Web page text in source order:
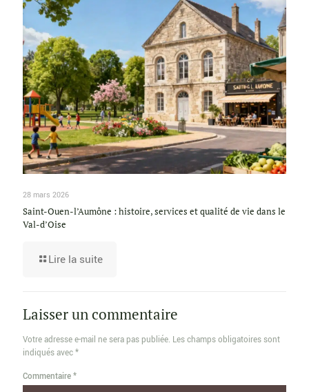
28 mars 2026
Saint-Ouen-l’Aumône : histoire, services et qualité de vie dans le
Val-d’Oise
Lire la suite
Laisser un commentaire
Votre adresse e-mail ne sera pas publiée. Les champs obligatoires sont
indiqués avec*
Commentaire*